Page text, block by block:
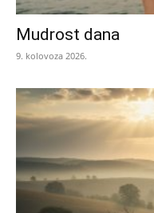
Mudrost dana
9. kolovoza 2026.